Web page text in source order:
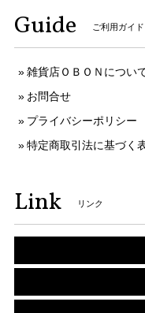
Guide ご利用ガイド
雑貨店ＯＢＯＮについ
お問合せ
プライバシーポリシー
特定商取引法に基づく
Link リンク